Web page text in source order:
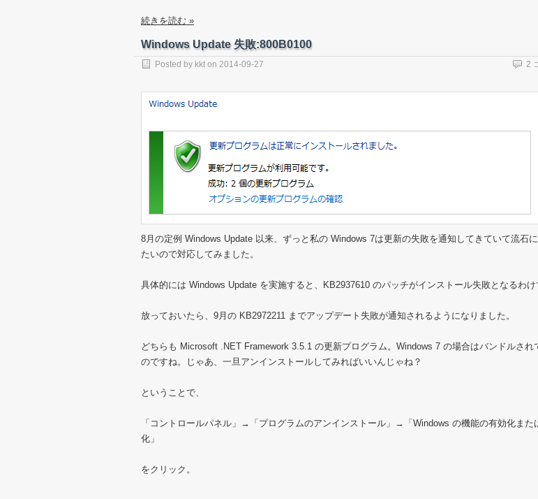
続きを読む »
Windows Update 失敗:800B0100
Posted by kkt on 2014-09-27 2
8月の定例 Windows Update 以来、ずっと私の Windows 7は更新の失敗を通知してきていて流石
たいので対応してみました。
具体的には Windows Update を実施すると、KB2937610 のパッチがインストール失敗となるわけ
放っておいたら、9月の KB2972211 までアップデート失敗が通知されるようになりました。
どちらも Microsoft .NET Framework 3.5.1 の更新プログラム。Windows 7 の場合はバンドルされ
のですね。じゃあ、一旦アンインストールしてみればいいんじゃね？
ということで、
「コントロールパネル」→「プログラムのアンインストール」→「Windows の機能の有効化また
化」
をクリック。